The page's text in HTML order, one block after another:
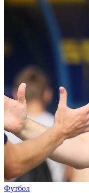
Футбол